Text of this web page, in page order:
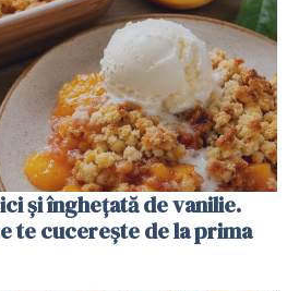
și înghețată de vanilie.
te cucerește de la prima